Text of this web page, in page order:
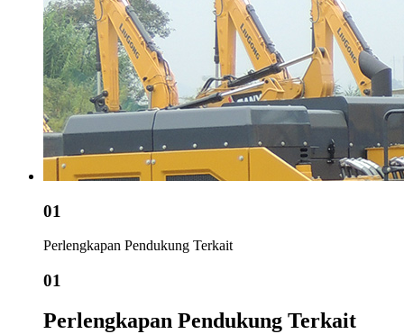
01
Perlengkapan Pendukung Terkait
01
Perlengkapan Pendukung Terkait